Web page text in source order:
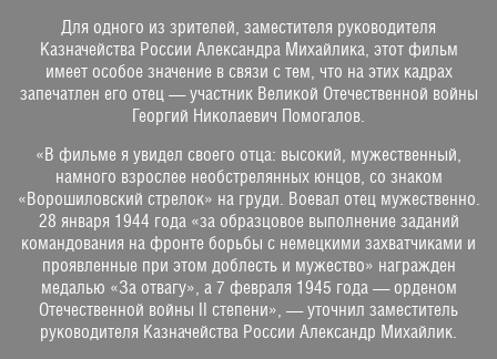
Для одного из зрителей, заместителя руководителя
Казначейства России Александра Михайлика, этот фильм
имеет особое значение в связи с тем, что на этих кадрах
запечатлен его отец — участник Великой Отечественной войны
Георгий Николаевич Помогалов.
«В фильме я увидел своего отца: высокий, мужественный,
намного взрослее необстрелянных юнцов, со знаком
«Ворошиловский стрелок» на груди. Воевал отец мужественно.
28 января 1944 года «за образцовое выполнение заданий
командования на фронте борьбы с немецкими захватчиками и
проявленные при этом доблесть и мужество» награжден
медалью «За отвагу», а 7 февраля 1945 года — орденом
Отечественной войны II степени», — уточнил заместитель
руководителя Казначейства России Александр Михайлик.